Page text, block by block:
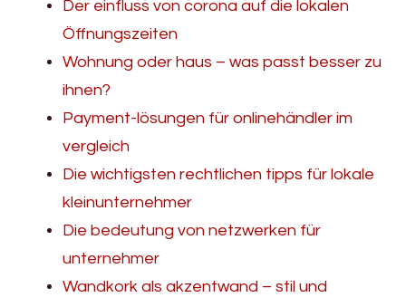
Der einfluss von corona auf die lokalen
Öffnungszeiten
Wohnung oder haus – was passt besser zu
ihnen?
Payment-lösungen für onlinehändler im
vergleich
Die wichtigsten rechtlichen tipps für lokale
kleinunternehmer
Die bedeutung von netzwerken für
unternehmer
Wandkork als akzentwand – stil und